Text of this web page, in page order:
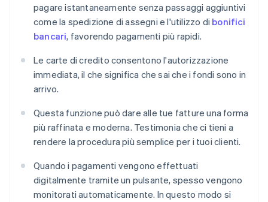
pagare istantaneamente senza passaggi aggiuntivi
come la spedizione di assegni e l'utilizzo di bonifici
bancari, favorendo pagamenti più rapidi.
Le carte di credito consentono l'autorizzazione
immediata, il che significa che sai che i fondi sono in
arrivo.
Questa funzione può dare alle tue fatture una forma
più raffinata e moderna. Testimonia che ci tieni a
rendere la procedura più semplice per i tuoi clienti.
Quando i pagamenti vengono effettuati
digitalmente tramite un pulsante, spesso vengono
monitorati automaticamente. In questo modo si